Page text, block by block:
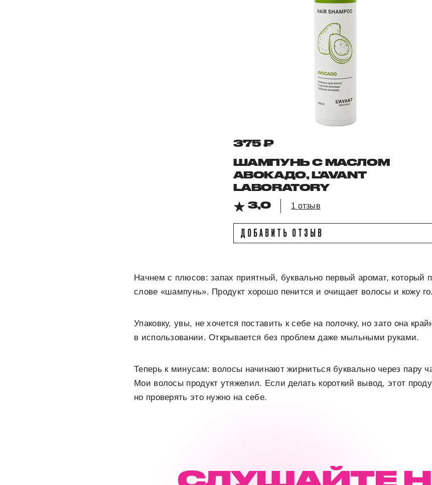
375 ₽
ШАМПУНЬ С МАСЛОМ
АВОКАДО, L'AVANT
LABORATORY
3,0
1 отзыв
ДОБАВИТЬ ОТЗЫВ
Начнем с плюсов: запах приятный, буквально первый аромат, который
слове «шампунь». Продукт хорошо пенится и очищает волосы и кожу
Упаковку, увы, не хочется поставить к себе на полочку, но зато она
в использовании. Открывается без проблем даже мыльными руками.
Теперь к минусам: волосы начинают жирниться буквально через пару
Мои волосы продукт утяжелил. Если делать короткий вывод, этот
но проверять это нужно на себе.
СЛУШАЙТЕ